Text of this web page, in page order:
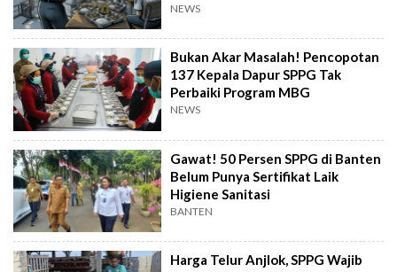
NEWS
Bukan Akar Masalah! Pencopotan
137 Kepala Dapur SPPG Tak
Perbaiki Program MBG
NEWS
Gawat! 50 Persen SPPG di Banten
Belum Punya Sertifikat Laik
Higiene Sanitasi
BANTEN
Harga Telur Anjlok, SPPG Wajib